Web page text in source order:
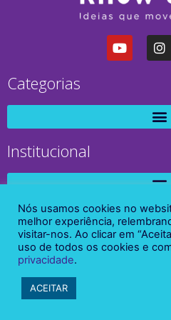
Categorias
Institucional
Know Stuff, todos os
Nós usamos cookies no
melhor experiência,
visitar-nos. Ao clicar em
uso de todos os cookies e
privacidade.
ACEITAR